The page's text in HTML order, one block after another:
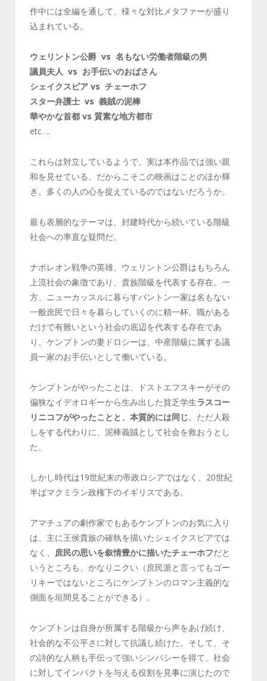
作中には全編を通して、様々な対比メタファーが盛り
込まれている。
ウェリントン公爵 vs 名もない労働者階級の男
議員夫人 vs お手伝いのおばさん
シェイクスピア vs チェーホフ
スター弁護士 vs 義賊の泥棒
華やかな首都 vs 質素な地方都市
etc….
これらは対立しているようで、実は本作品では強い親
和を見せている。だからこそこの映画はことのほか輝
き、多くの人の心を捉えているのではないだろうか。
最も表層的なテーマは、封建時代から続いている階級
社会への率直な疑問だ。
ナポレオン戦争の英雄、ウェリントン公爵はもちろん
上流社会の象徴であり、貴族階級を代表する存在。一
方、ニューカッスルに暮らすバントン一家は名もない
一般庶民で日々を暮らしていくのに精一杯。職がある
だけで有難いという社会の底辺を代表する存在であ
り、ケンプトンの妻ドロシーは、中産階級に属する議
員一家のお手伝いとして働いている。
ケンプトンがやったことは、ドストエフスキーがその
偏狭なイデオロギーから生み出した貧乏学生ラスコー
リニコフがやったことと、本質的には同じ。ただ人殺
しをする代わりに、泥棒義賊として社会を救おうとし
た。
しかし時代は19世紀末の帝政ロシアではなく、20世紀
半ばマクミラン政権下のイギリスである。
アマチュアの劇作家でもあるケンプトンのお気に入り
は、主に王侯貴族の確執を描いたシェイクスピアでは
なく、 庶民の思いを叙情豊かに描いたチェーホフだと
いうところも、かなりニクい（庶民派と言ってもゴー
リキーではないところにケンプトンのロマン主義的な
側面を垣間見ることができる）。
ケンプトンは自身が所属する階級から声をあげ続け、
社会的な不公平さに対して抗議し続けた。そして、そ
の詩的な人柄も手伝って強いシンパシーを得て、社会
に対してインパクトを与える役割を見事に演じたので